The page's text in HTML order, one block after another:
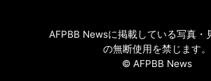
AFPBB Newsに掲載している写真・
の無断使用を禁じます。
© AFPBB News